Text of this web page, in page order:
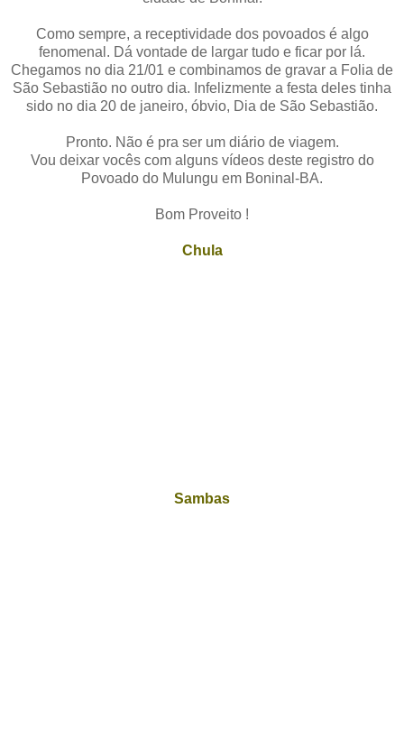
Como sempre, a receptividade dos povoados é algo
fenomenal. Dá vontade de largar tudo e ficar por lá.
Chegamos no dia 21/01 e combinamos de gravar a Folia de
São Sebastião no outro dia. Infelizmente a festa deles tinha
sido no dia 20 de janeiro, óbvio, Dia de São Sebastião.
Pronto. Não é pra ser um diário de viagem.
Vou deixar vocês com alguns vídeos deste registro do
Povoado do Mulungu em Boninal-BA.
Bom Proveito !
Chula
Sambas